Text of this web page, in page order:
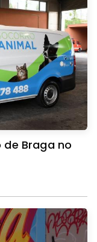
Braga no